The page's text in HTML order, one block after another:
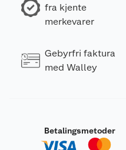
fra kjente
merkevarer
Gebyrfri faktura
med Walley
Betalingsmetoder